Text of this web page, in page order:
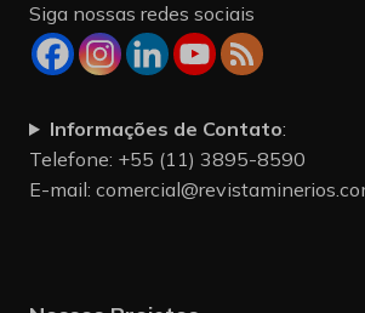
Siga nossas redes sociais
Informações de Contato:
Telefone: +55 (11) 3895-8590
E-mail: